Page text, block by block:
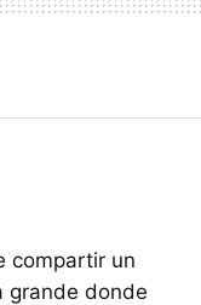
compartir un
grande donde